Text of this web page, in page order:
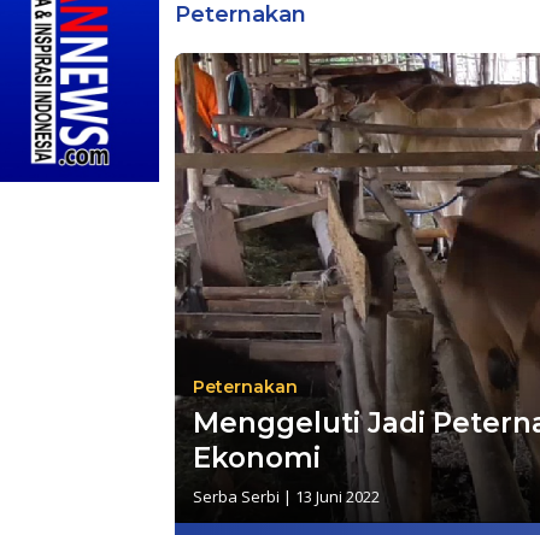
Peternakan
Peternakan
Menggeluti Jadi
Ekonomi
Serba Serbi | 13 Juni 2022